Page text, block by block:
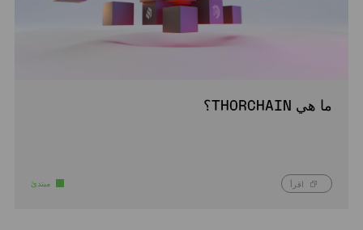
ما هي THORCHAIN؟
اقرأ مبتدئ